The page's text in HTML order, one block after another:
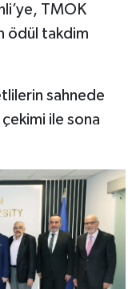
TMOK
ödül takdim
sahnede
ile sona